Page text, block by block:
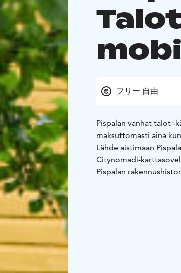
フリー 自由
Pispalan vanhat talot -
maksuttomasti aina
Lähde aistimaan
Citynomadi-
Pispalan
Kierrä reittiä omassa